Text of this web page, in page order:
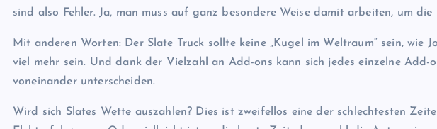
sind also Fehler. Ja, man muss auf ganz besondere Weise damit arbeiten, um
Mit anderen Worten: Der Slate Truck sollte keine „Kugel im Weltraum“ sein, wie
viel mehr sein. Und dank der Vielzahl an Add-ons kann sich jedes einzelne Add-
voneinander unterscheiden.
Wird sich Slates Wette auszahlen? Dies ist zweifellos eine der schlechtesten